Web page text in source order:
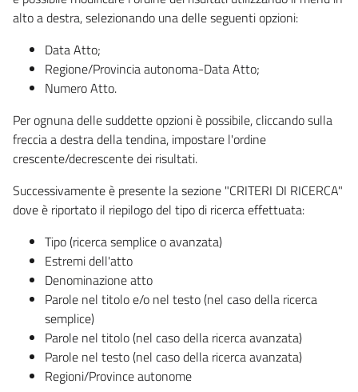
alto a destra, selezionando una delle seguenti opzioni:
Data Atto;
Regione/Provincia autonoma-Data Atto;
Numero Atto.
Per ognuna delle suddette opzioni è possibile, cliccando sulla
freccia a destra della tendina, impostare l'ordine
crescente/decrescente dei risultati.
Successivamente è presente la sezione "CRITERI DI RICERCA"
dove è riportato il riepilogo del tipo di ricerca effettuata:
Tipo (ricerca semplice o avanzata)
Estremi dell'atto
Denominazione atto
Parole nel titolo e/o nel testo (nel caso della ricerca
semplice)
Parole nel titolo (nel caso della ricerca avanzata)
Parole nel testo (nel caso della ricerca avanzata)
Regioni/Province autonome